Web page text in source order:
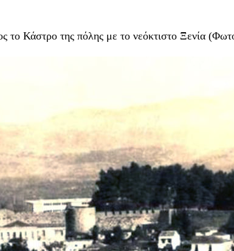
το Κάστρο της πόλης με το νεόκτιστο Ξενία